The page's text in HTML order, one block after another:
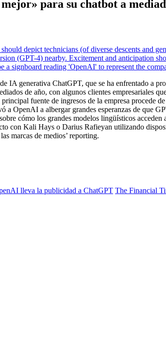
para su chatbot a
IA generativa ChatGPT, que se ha enfrentado a
de año, con algunos clientes empresariales
fuente de ingresos de la empresa procede
OpenAI a albergar grandes esperanzas de que
cómo los grandes modelos lingüísticos
con Kali Hays o Darius Rafieyan utilizando
marcas de medios’ reporting.
lleva la publicidad a ChatGPT The Financial